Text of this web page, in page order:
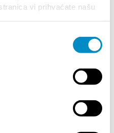
vi prihvaćate našu
GRADA SPLITA
72.
Lito